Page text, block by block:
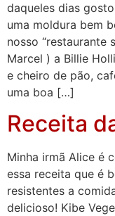
daqueles dias
uma moldura bem
nosso “restaurante
Marcel ) a Billie
e cheiro de pão,
uma boa […]
Receita
Minha irmã Alice é
essa receita que é
resistentes a
delicioso! Kibe